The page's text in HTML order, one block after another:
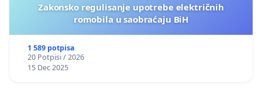
Zakonsko regulisanje upotrebe električnih
romobila u saobraćaju BiH
1 589 potpisa
20 Potpisi / 2026
15 Dec 2025